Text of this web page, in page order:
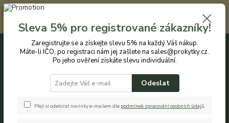
Registrovaným zákazníkům nabízíme slevu 5% na každý nákup. Máte-li
IČO, po registraci nám jej zašlete na sales@prokytky.cz. Po jeho ověření
získáte slevu individuální. Přejít na registraci →
CZK
+420 774 544 973 0ks
Sleva 5% pro registrované zákazníky!
Zaregistrujte se a získejte slevu 5% na každý Váš nákup.
Máte-li IČO, po registraci nám jej zašlete na sales@prokytky.cz.
Po jeho ověření získáte slevu individuální.
Odeslat
Přeji si odebírat novinky e-mailem dle podmínek zpracování osobních údajů.